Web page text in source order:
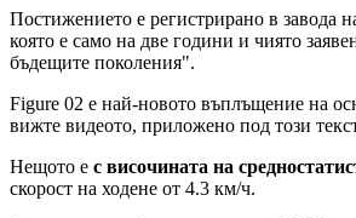
Постижението е регистрирано в
която е само на две години и чиято
бъдещите поколения".
Figure 02 е най-новото въплъщение на
вижте видеото, приложено под този
Нещото е с височината на
скорост на ходене от 4.3 км/ч.